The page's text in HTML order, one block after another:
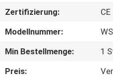
Zertifizierung:
CE
Modellnummer:
Min Bestellmenge:
1
Preis: